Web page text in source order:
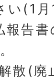
い(1
報告
散(廃